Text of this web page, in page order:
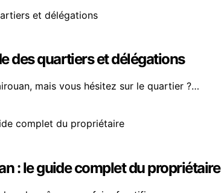
des quartiers et délégations
mais vous hésitez sur le quartier ?…
: le guide complet du propriétaire